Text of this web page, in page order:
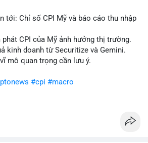
tới: Chỉ số CPI Mỹ và báo cáo thu nhập
CPI của Mỹ ảnh hưởng thị trường.
kinh doanh từ Securitize và Gemini.
mô quan trọng cần lưu ý.
#cpi #macro